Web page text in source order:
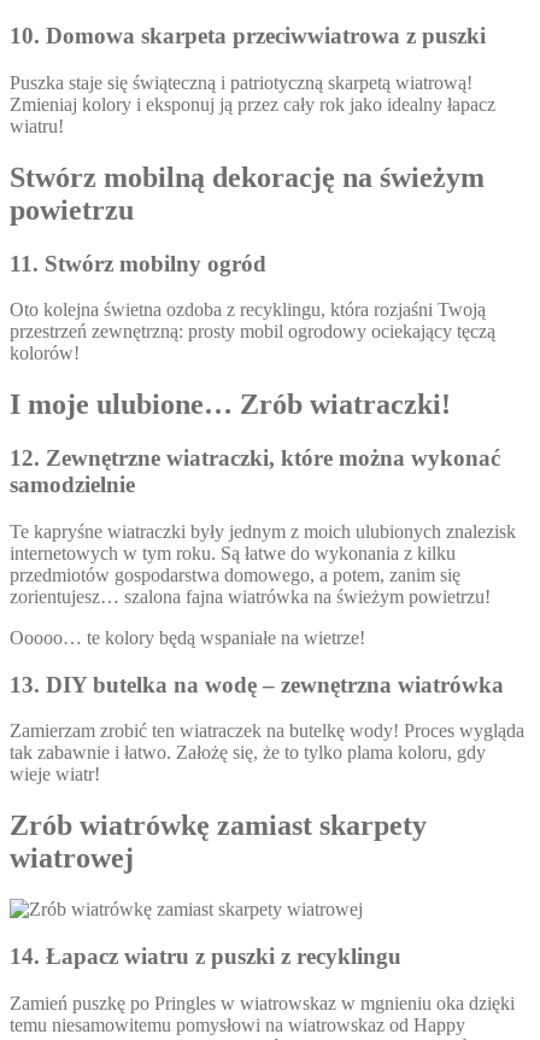
10. Domowa skarpeta przeciwwiatrowa z puszki
Puszka staje się świąteczną i patriotyczną skarpetą wiatrową!
Zmieniaj kolory i eksponuj ją przez cały rok jako idealny łapacz
wiatru!
Stwórz mobilną dekorację na świeżym
powietrzu
11. Stwórz mobilny ogród
Oto kolejna świetna ozdoba z recyklingu, która rozjaśni Twoją
przestrzeń zewnętrzną: prosty mobil ogrodowy ociekający tęczą
kolorów!
I moje ulubione… Zrób wiatraczki!
12. Zewnętrzne wiatraczki, które można wykonać
samodzielnie
Te kapryśne wiatraczki były jednym z moich ulubionych znalezisk
internetowych w tym roku. Są łatwe do wykonania z kilku
przedmiotów gospodarstwa domowego, a potem, zanim się
zorientujesz… szalona fajna wiatrówka na świeżym powietrzu!
Ooooo… te kolory będą wspaniałe na wietrze!
13. DIY butelka na wodę – zewnętrzna wiatrówka
Zamierzam zrobić ten wiatraczek na butelkę wody! Proces wygląda
tak zabawnie i łatwo. Założę się, że to tylko plama koloru, gdy
wieje wiatr!
Zrób wiatrówkę zamiast skarpety
wiatrowej
14. Łapacz wiatru z puszki z recyklingu
Zamień puszkę po Pringles w wiatrowskaz w mgnieniu oka dzięki
temu niesamowitemu pomysłowi na wiatrowskaz od Happy